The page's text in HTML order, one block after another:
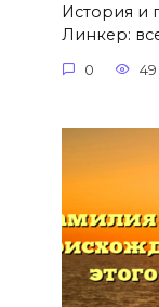
История и
Линкер:
0 49